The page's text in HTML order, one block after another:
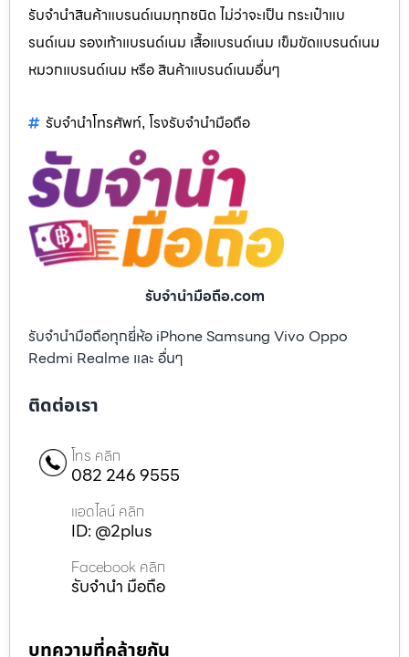
รับจำนำสินค้าแบรนด์เนมทุกชนิด ไม่ว่าจะเป็น กระเป๋าแบ
รนด์เนม รองเท้าแบรนด์เนม เสื้อแบรนด์เนม เข็มขัดแบรนด์เนม
หมวกแบรนด์เนม หรือ สินค้าแบรนด์เนมอื่นๆ
รับจำนำโทรศัพท์, โรงรับจำนำมือถือ
รับจํานํามือถือ.com
รับจำนำมือถือทุกยี่ห้อ iPhone Samsung Vivo Oppo
Redmi Realme และ อื่นๆ
ติดต่อเรา
โทร คลิก
082 246 9555
แอดไลน์ คลิก
ID: @2plus
Facebook คลิก
รับจำนำ มือถือ
บทความที่คล้ายกัน